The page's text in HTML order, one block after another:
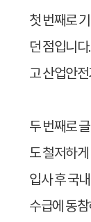
첫 번째로
던 점입니
고 산업안
두 번째로
도 철저하
입사 후 국
수급에 동